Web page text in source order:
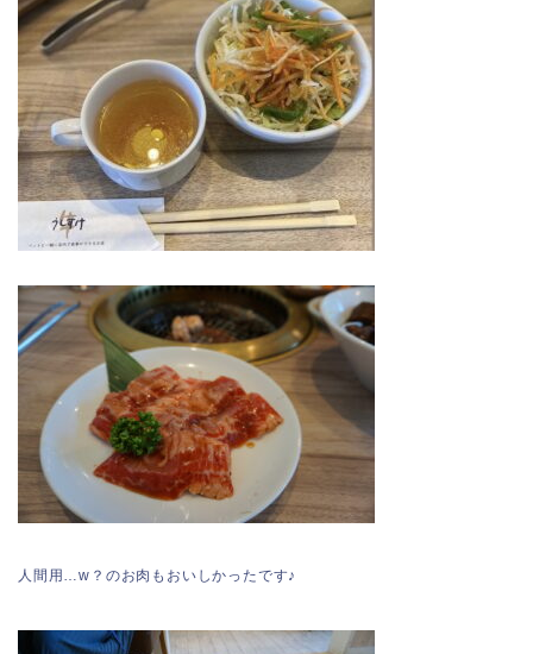
人間用…w？のお肉もおいしかったです♪